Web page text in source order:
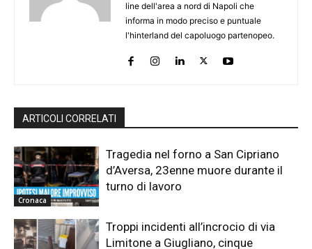
line dell'area a nord di Napoli che
informa in modo preciso e puntuale
l'hinterland del capoluogo partenopeo.
ARTICOLI CORRELATI
Cronaca
Tragedia nel forno a San Cipriano
d’Aversa, 23enne muore durante il
turno di lavoro
Troppi incidenti all’incrocio di via
Limitone a Giugliano, cinque